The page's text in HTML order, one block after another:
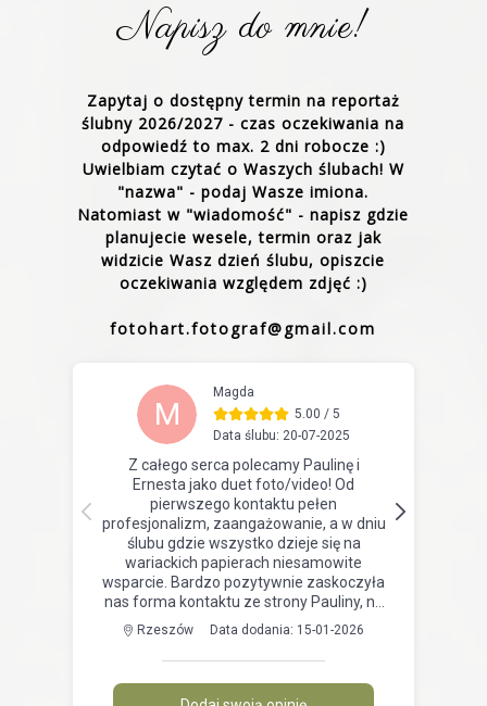
Napisz do mnie!
Zapytaj o dostępny termin na reportaż
ślubny 2026/2027 - czas oczekiwania na
odpowiedź to max. 2 dni robocze :)
Uwielbiam czytać o Waszych ślubach! W
"nazwa" - podaj Wasze imiona.
Natomiast w "wiadomość" - napisz gdzie
planujecie wesele, termin oraz jak
widzicie Wasz dzień ślubu, opiszcie
oczekiwania względem zdjęć :)
fotohart.fotograf@gmail.com